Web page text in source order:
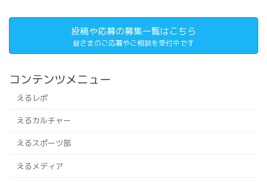
投稿や応募の募集一覧はこちら
皆さまのご応募やご相談を受付中です
コンテンツメニュー
えるレポ
えるカルチャー
えるスポーツ部
えるメディア